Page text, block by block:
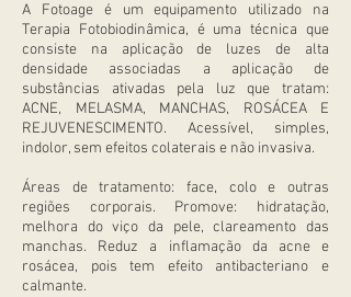
A Fotoage é um equipamento utilizado na
Terapia Fotobiodinâmica, é uma técnica que
consiste na aplicação de luzes de alta
densidade associadas a aplicação de
substâncias ativadas pela luz que tratam:
ACNE, MELASMA, MANCHAS, ROSÁCEA E
REJUVENESCIMENTO. Acessível, simples,
indolor, sem efeitos colaterais e não invasiva.
Áreas de tratamento: face, colo e outras
regiões corporais. Promove: hidratação,
melhora do viço da pele, clareamento das
manchas. Reduz a inflamação da acne e
rosácea, pois tem efeito antibacteriano e
calmante.